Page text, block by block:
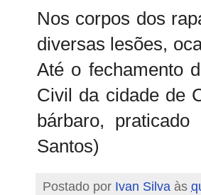
Nos corpos dos
diversas lesões,
Até o fechamento
Civil da cidade de
bárbaro,
Santos)
Postado por Ivan Silva às